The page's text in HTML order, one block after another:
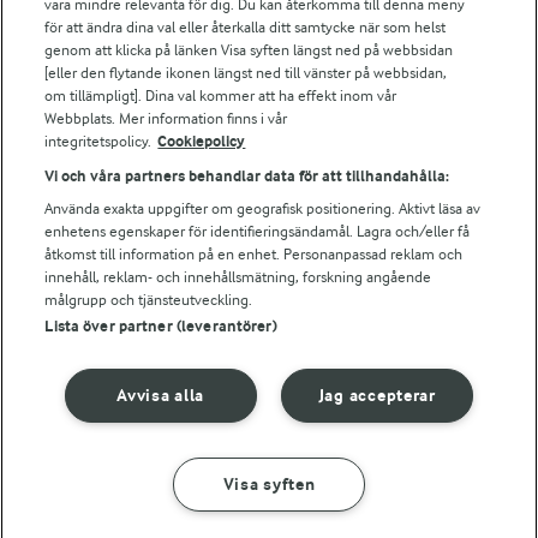
Bildbank
Följ oss
© 2026 Arla Foods
Integritetspolicy
vara mindre relevanta för dig. Du kan återkomma till denna meny
för att ändra dina val eller återkalla ditt samtycke när som helst
genom att klicka på länken Visa syften längst ned på webbsidan
[eller den flytande ikonen längst ned till vänster på webbsidan,
om tillämpligt]. Dina val kommer att ha effekt inom vår
Webbplats. Mer information finns i vår
integritetspolicy. Cookiepolicy
Vi och våra partners behandlar data för att tillhandahålla:
Använda exakta uppgifter om geografisk positionering. Aktivt läsa av
enhetens egenskaper för identifieringsändamål. Lagra och/eller få
åtkomst till information på en enhet. Personanpassad reklam och
innehåll, reklam- och innehållsmätning, forskning angående
målgrupp och tjänsteutveckling.
Lista över partner (leverantörer)
Jag accepterar
Avvisa alla
Visa syften